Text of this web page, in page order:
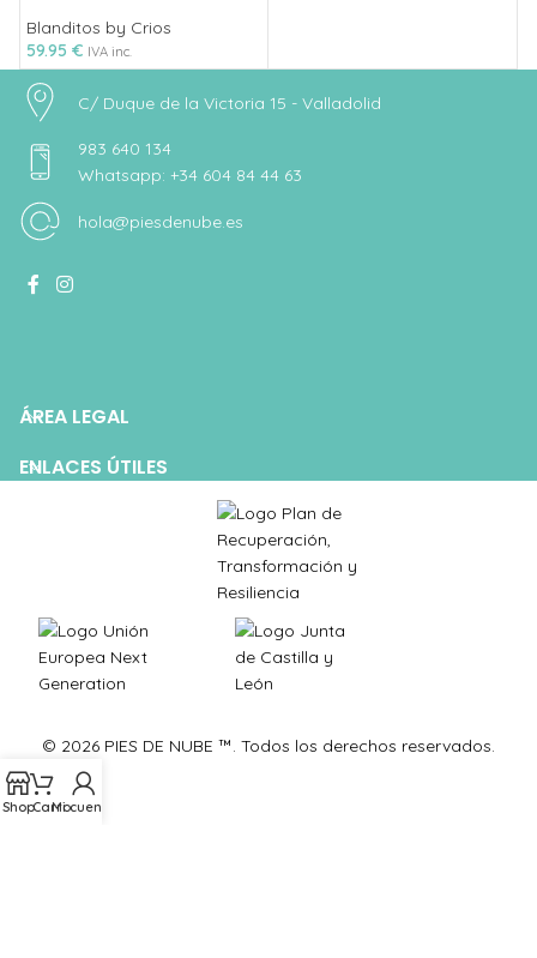
Blanditos by Crios
59.95 € IVA inc.
C/ Duque de la Victoria 15 - Valladolid
983 640 134
Whatsapp: +34 604 84 44 63
hola@piesdenube.es
ÁREA LEGAL
ENLACES ÚTILES
© 2026 PIES DE NUBE ™. Todos los derechos reservados.
ShopCarroMi cuenta